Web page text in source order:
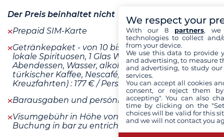
Der Preis beinhaltet nicht
Prepaid SIM-Karte
Getränkepaket - von 10 bis 22 Uhr: Stella-Bier,
lokale Spirituosen, 1 Glas Wein zum Mittag- und
Abendessen, Wasser, alkoholfreie Getränke,
türkischer Kaffee, Nescafé, Tee, Anis (126 € für Mini-
Kreuzfahrten) : 177 € / Person
Barausgaben und persönliche Ausgaben
Visumgebühr in Höhe von 36 €, die bei der
Buchung in bar zu entrichten ist
We respect your
With our 8 partners, we
technologies to collect
from your device.
We use this data to provide
and advertising, to measure
and advertising, to study
services.
You can accept all cookies
consent, or reject them
accepting". You can also
time by clicking on the
choices will be valid for this
and we will not contact you